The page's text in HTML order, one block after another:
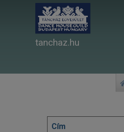
tanchaz.hu
Cím